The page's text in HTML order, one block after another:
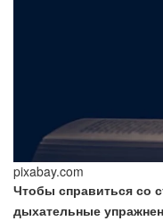
pixabay.com
Чтобы справиться со
дыхательные